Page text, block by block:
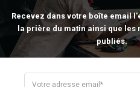
seeing with new eyes. All
which the traveler is unaware.
Recevez dans votre boîte email
la prière du matin ainsi que les
publiés.